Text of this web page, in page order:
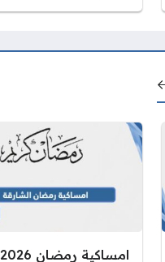
امساكية رمضان 2026